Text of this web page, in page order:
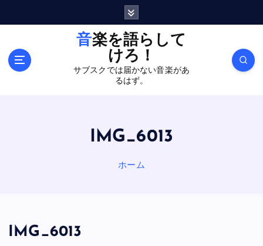
音楽を語らして
けろ！
サブスクでは届かない音楽があ
るはず。
IMG_6013
ホーム
IMG_6013